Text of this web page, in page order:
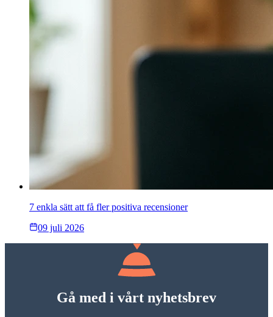
7 enkla sätt att få fler positiva recensioner
09 juli 2026
Gå med i vårt nyhetsbrev